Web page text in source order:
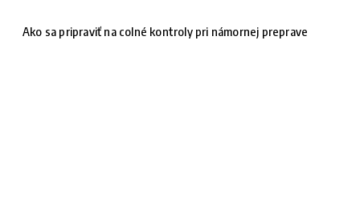
Ako sa pripraviť na colné kontroly pri námornej preprave